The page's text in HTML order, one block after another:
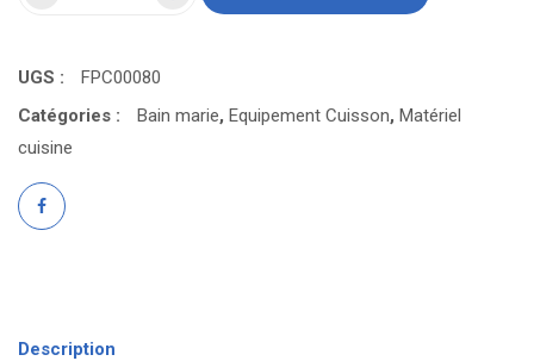
UGS :
FPC00080
Catégories :
Bain marie, Equipement Cuisson, Matériel
cuisine
Description